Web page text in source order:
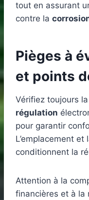
tout en assurant
contre la
Pièges à
et points
Vérifiez toujours la
régulation
pour garantir
L’emplacement
conditionnent la
Attention à la
financières et à la